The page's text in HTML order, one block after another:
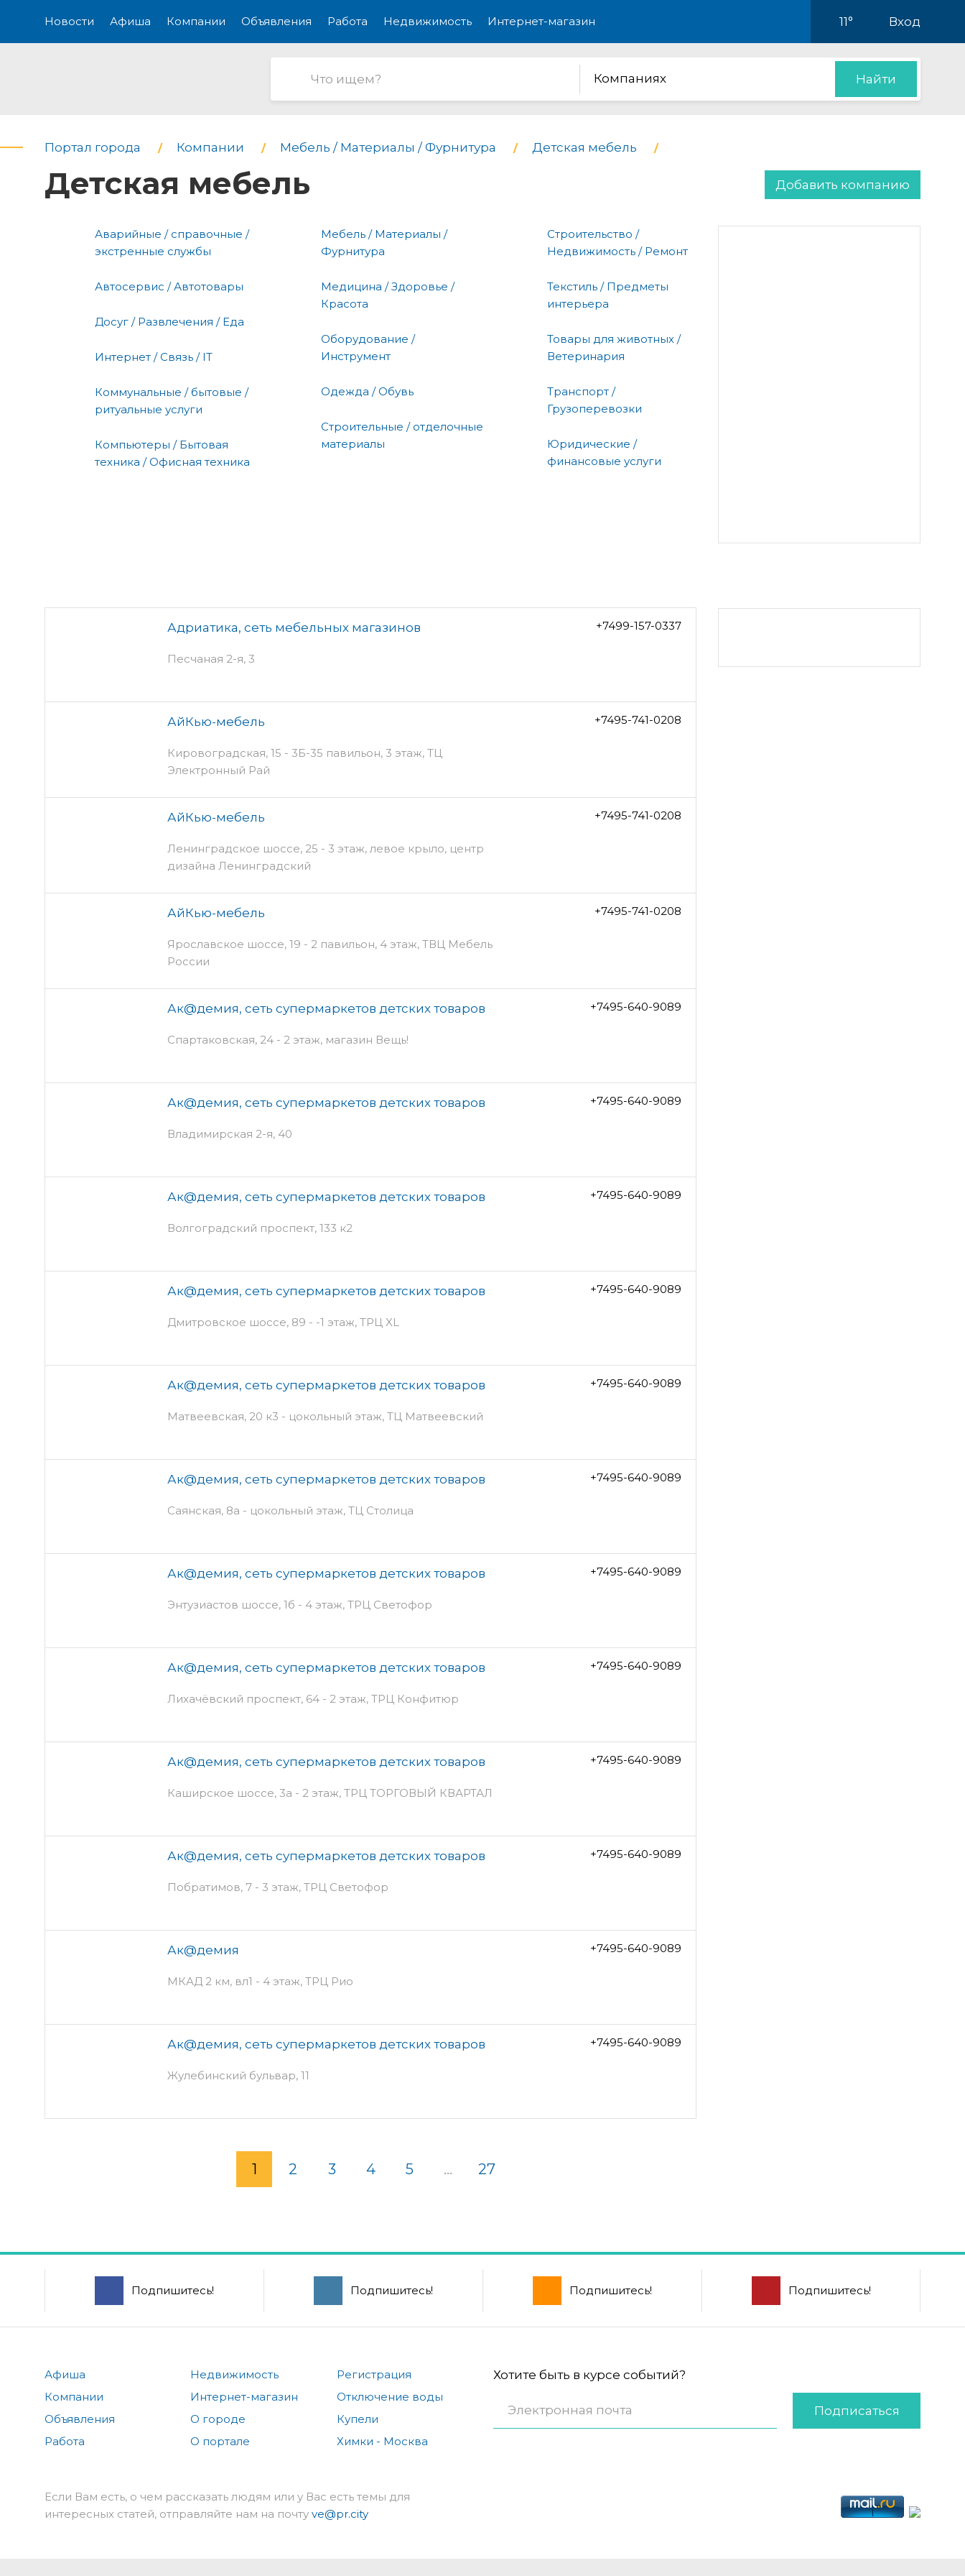
Новости Афиша Компании Объявления Работа Недвижимость Интернет-магазин 11° Вход
Компаниях Найти
Портал города Компании Мебель / Материалы / Фурнитура Детская мебель
Детская мебель Добавить компанию
Аварийные / справочные /
экстренные службы
Автосервис / Автотовары
Досуг / Развлечения / Еда
Интернет / Связь / IT
Коммунальные / бытовые /
ритуальные услуги
Компьютеры / Бытовая
техника / Офисная техника
Мебель / Материалы /
Фурнитура
Медицина / Здоровье /
Красота
Оборудование /
Инструмент
Одежда / Обувь
Строительные / отделочные
материалы
Строительство /
Недвижимость / Ремонт
Текстиль / Предметы
интерьера
Товары для животных /
Ветеринария
Транспорт /
Грузоперевозки
Юридические /
финансовые услуги
Адриатика, сеть мебельных магазинов
Песчаная 2-я, 3
+7499-157-0337
АйКью-мебель
Кировоградская, 15 - 3Б-35 павильон, 3 этаж, ТЦ
Электронный Рай
+7495-741-0208
АйКью-мебель
Ленинградское шоссе, 25 - 3 этаж, левое крыло, центр
дизайна Ленинградский
+7495-741-0208
АйКью-мебель
Ярославское шоссе, 19 - 2 павильон, 4 этаж, ТВЦ Мебель
России
+7495-741-0208
Ак@демия, сеть супермаркетов детских товаров
Спартаковская, 24 - 2 этаж, магазин Вещь!
+7495-640-9089
Ак@демия, сеть супермаркетов детских товаров
Владимирская 2-я, 40
+7495-640-9089
Ак@демия, сеть супермаркетов детских товаров
Волгоградский проспект, 133 к2
+7495-640-9089
Ак@демия, сеть супермаркетов детских товаров
Дмитровское шоссе, 89 - -1 этаж, ТРЦ XL
+7495-640-9089
Ак@демия, сеть супермаркетов детских товаров
Матвеевская, 20 к3 - цокольный этаж, ТЦ Матвеевский
+7495-640-9089
Ак@демия, сеть супермаркетов детских товаров
Саянская, 8а - цокольный этаж, ТЦ Столица
+7495-640-9089
Ак@демия, сеть супермаркетов детских товаров
Энтузиастов шоссе, 1б - 4 этаж, ТРЦ Светофор
+7495-640-9089
Ак@демия, сеть супермаркетов детских товаров
Лихачёвский проспект, 64 - 2 этаж, ТРЦ Конфитюр
+7495-640-9089
Ак@демия, сеть супермаркетов детских товаров
Каширское шоссе, 3а - 2 этаж, ТРЦ ТОРГОВЫЙ КВАРТАЛ
+7495-640-9089
Ак@демия, сеть супермаркетов детских товаров
Побратимов, 7 - 3 этаж, ТРЦ Светофор
+7495-640-9089
Ак@демия
МКАД 2 км, вл1 - 4 этаж, ТРЦ Рио
+7495-640-9089
Ак@демия, сеть супермаркетов детских товаров
Жулебинский бульвар, 11
+7495-640-9089
1 2 3 4 5 ... 27
Подпишитесь! Подпишитесь! Подпишитесь! Подпишитесь!
Афиша
Компании
Объявления
Работа
Недвижимость
Интернет-магазин
О городе
О портале
Регистрация
Отключение воды
Купели
Химки - Москва
Хотите быть в курсе событий?
Подписаться
Если Вам есть, о чем рассказать людям или у Вас есть темы для
интересных статей, отправляйте нам на почту ve@pr.city